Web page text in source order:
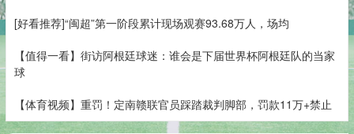
[好看推荐]“闽超”第一阶段累计现场观赛93.68万人，场均
【值得一看】街访阿根廷球迷：谁会是下届世界杯阿根廷队的当家
球
【体育视频】重罚！定南赣联官员踩踏裁判脚部，罚款11万+禁止